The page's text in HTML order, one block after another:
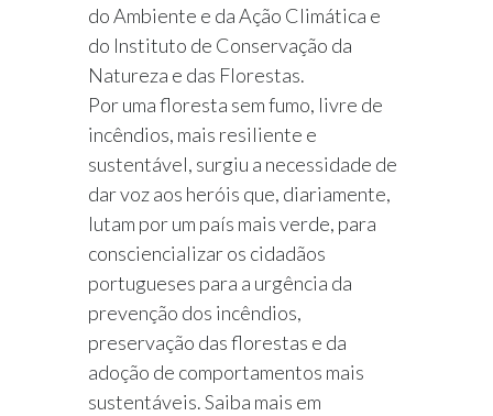
do Ambiente e da Ação Climática e
do Instituto de Conservação da
Natureza e das Florestas.
Por uma floresta sem fumo, livre de
incêndios, mais resiliente e
sustentável, surgiu a necessidade de
dar voz aos heróis que, diariamente,
lutam por um país mais verde, para
consciencializar os cidadãos
portugueses para a urgência da
prevenção dos incêndios,
preservação das florestas e da
adoção de comportamentos mais
sustentáveis. Saiba mais em